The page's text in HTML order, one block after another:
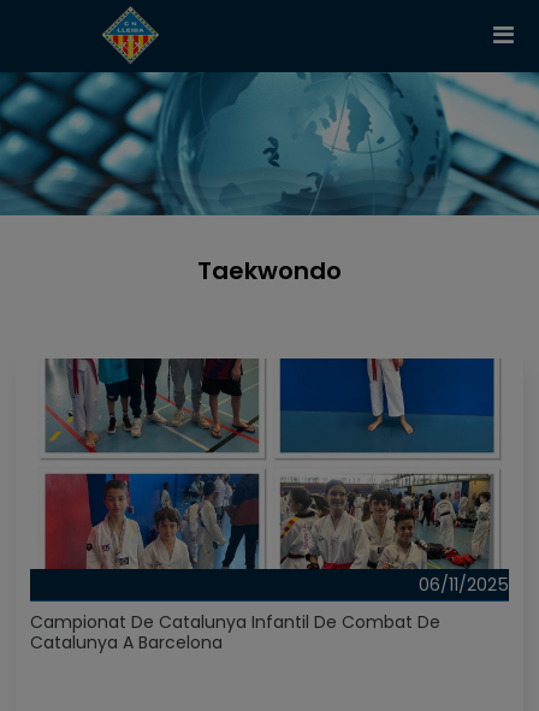
Taekwondo
06/11/2025
Campionat De Catalunya Infantil De Combat De
Catalunya A Barcelona